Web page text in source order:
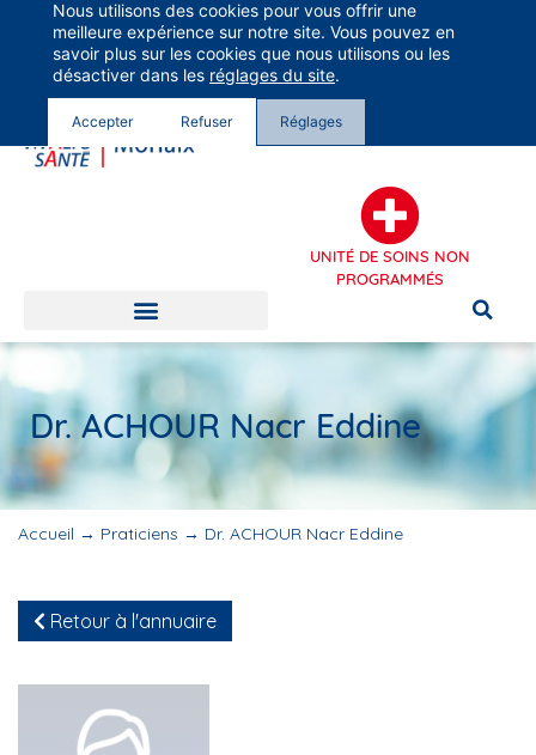
Groupe Vivalto Santé
Entre nous, la vie
UNITÉ DE SOINS NON
PROGRAMMÉS
Dr. ACHOUR Nacr Eddine
Accueil → Praticiens → Dr. ACHOUR Nacr Eddine
Retour à l'annuaire
Nous utilisons des cookies pour vous offrir une
meilleure expérience sur notre site. Vous pouvez en
savoir plus sur les cookies que nous utilisons ou les
désactiver dans les réglages du site.
Accepter Refuser Réglages